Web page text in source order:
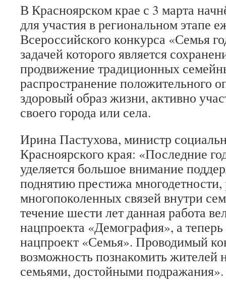
В Красноярском крае с 3 марта
для участия в региональном этапе
Всероссийского конкурса «Семья
задачей которого является
продвижение традиционных
распространение положительного
здоровый образ жизни, активно
своего города или села.
Ирина Пастухова, министр
Красноярского края: «Последние
уделяется большое внимание
поднятию престижа многодетности,
многопоколенных связей внутри
течение шести лет данная работа
нацпроекта «Демография», а
нацпроект «Семья». Проводимый
возможность познакомить жителей
семьями, достойными подражания».